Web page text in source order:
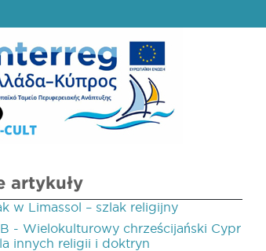
artykuły
w Limassol – szlak religijny
- Wielokulturowy chrześcijański Cypr
innych religii i doktryn